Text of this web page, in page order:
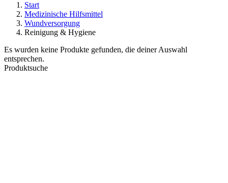
Start
Medizinische Hilfsmittel
Wundversorgung
Reinigung & Hygiene
Es wurden keine Produkte gefunden, die deiner Auswahl
entsprechen.
Produktsuche